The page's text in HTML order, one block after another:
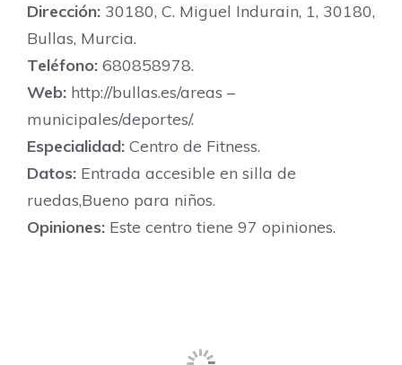
Dirección: 30180, C. Miguel Indurain, 1, 30180,
Bullas, Murcia.
Teléfono: 680858978.
Web: http://bullas.es/areas –
municipales/deportes/.
Especialidad: Centro de Fitness.
Datos: Entrada accesible en silla de
ruedas,Bueno para niños.
Opiniones: Este centro tiene 97 opiniones.